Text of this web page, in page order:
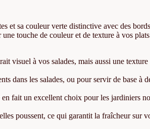
et sa couleur verte distinctive avec des
touche de couleur et de texture à vos
visuel à vos salades, mais aussi une
dans les salades, ou pour servir de base à
en fait un excellent choix pour les jardiniers
poussent, ce qui garantit la fraîcheur sur